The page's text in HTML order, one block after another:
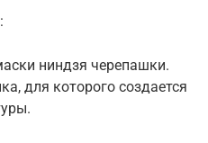
ниндзя черепашки.
для которого создается